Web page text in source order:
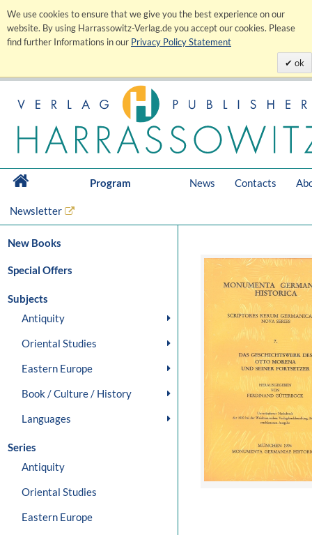
We use cookies to ensure that we give you the best experience on our
website. By using Harrassowitz-Verlag.de you accept our cookies. Please
find further Informations in our Privacy Policy Statement
ok
Program News Contacts
Newsletter
New Books
Special Offers
Subjects
Antiquity
Oriental Studies
Eastern Europe
Book / Culture / History
Languages
Series
Antiquity
Oriental Studies
Eastern Europe